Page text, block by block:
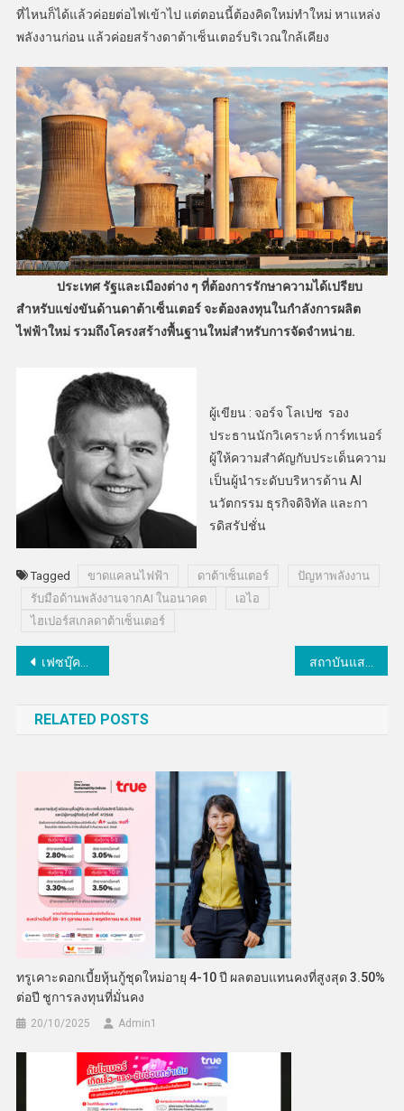
ที่ไหนก็ได้แล้วค่อยต่อไฟเข้าไป แต่ตอนนี้ต้องคิดใหม่ทำใหม่ หาแหล่ง
พลังงานก่อน แล้วค่อยสร้างดาต้าเซ็นเตอร์บริเวณใกล้เคียง
ประเทศ รัฐและเมืองต่าง ๆ ที่ต้องการรักษาความได้เปรียบ
สำหรับแข่งขันด้านดาต้าเซ็นเตอร์ จะต้องลงทุนในกำลังการผลิต
ไฟฟ้าใหม่ รวมถึงโครงสร้างพื้นฐานใหม่สำหรับการจัดจำหน่าย.
ผู้เขียน : จอร์จ โลเปซ รอง
ประธานนักวิเคราะห์ การ์ทเนอร์
ผู้ให้ความสำคัญกับประเด็นความ
เป็นผู้นำระดับบริหารด้าน AI
นวัตกรรม ธุรกิจดิจิทัล และกา
รดิสรัปชั่น
Tagged ขาดแคลนไฟฟ้า ดาต้าเซ็นเตอร์
ปัญหาพลังงาน
รับมือด้านพลังงานจากAI ในอนาคต
เอไอ
ไฮเปอร์สเกลดาต้าเซ็นเตอร์
แนะแนว
เฟซบุ๊คแจ้งเตือนหลัง 19 กพ.68 แพร่ภาพสดเก็บได้แค่ 30 วัน สถาบันแสงซินโครตรอนจัดประชุมเครือข่ายนักวิจัยนานาชาติปูทางสร้างแผนที่สามมิติของสมอง
RELATED POSTS
ทรูเคาะดอกเบี้ยหุ้นกู้ชุดใหม่อายุ 4-10 ปี ผลตอบแทนคงที่สูงสุด 3.50%
ต่อปี ชูการลงทุนที่มั่นคง
20/10/2025 Admin​1